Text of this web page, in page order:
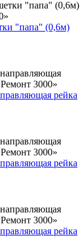
"папа" (0,6м)
рейка
рейка
рейка